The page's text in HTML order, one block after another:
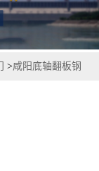
>咸阳底轴翻板钢